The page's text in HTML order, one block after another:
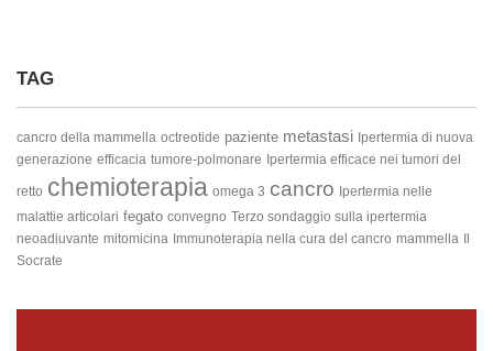
TAG
cancro della mammella octreotide paziente metastasi Ipertermia di nuova
generazione efficacia tumore-polmonare Ipertermia efficace nei tumori del
retto chemioterapia omega 3 cancro Ipertermia nelle
malattie articolari fegato convegno Terzo sondaggio sulla ipertermia
neoadiuvante mitomicina Immunoterapia nella cura del cancro mammella
Socrate